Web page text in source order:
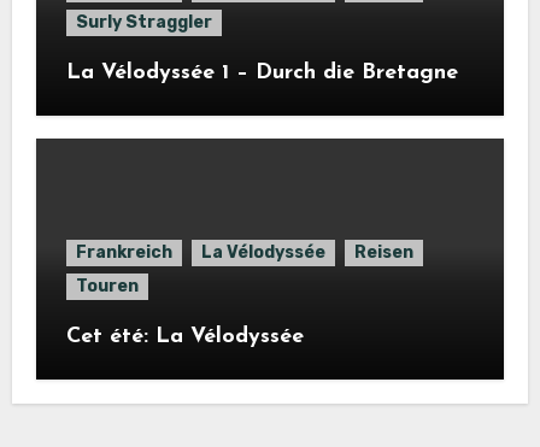
Surly Straggler
La Vélodyssée 1 – Durch die Bretagne
Frankreich La Vélodyssée
Reisen
Touren
Cet été: La Vélodyssée